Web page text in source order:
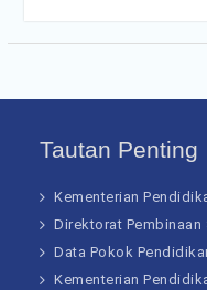
Tautan Penting
Kementerian
Direktorat Pembinaan
Data Pokok
Kementerian